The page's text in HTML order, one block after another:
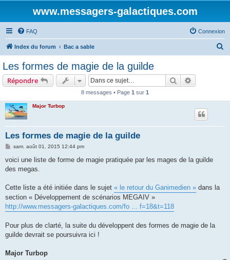
www.messagers-galactiques.com
FAQ Connexion
Index du forum Bac a sable
Les formes de magie de la guilde
Répondre Rechercher
8 messages • Page 1 sur 1
Major Turbop
Les formes de magie de la guilde
M
s
a
sam. août 01, 2015 12:44 pm
voici une liste de forme de magie pratiquée par les mages de la guilde
des megas.
Cette liste a été initiée dans le sujet « le retour du Ganimedien » dans la
section « Développement de scénarios MEGAIV »
http://www.messagers-galactiques.com/fo ... f=18&t=118
Pour plus de clarté, la suite du développent des formes de magie de la
guilde devrait se poursuivra ici !
Major Turbop